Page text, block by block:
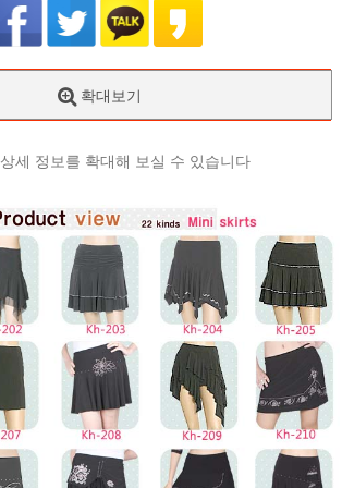
확대보기
상세 정보를 확대해 보실 수 있습니다